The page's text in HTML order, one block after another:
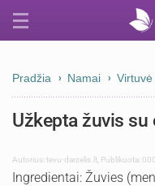
Pradžia Namai
Užkepta žuvis su
Autorius:tevu-darzelis.lt Publikuota:
Ingredientai: Žuvies